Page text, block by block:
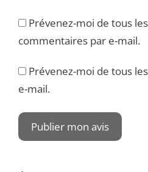
Prévenez-moi de tous
commentaires par e-mail.
Prévenez-moi de tous
e-mail.